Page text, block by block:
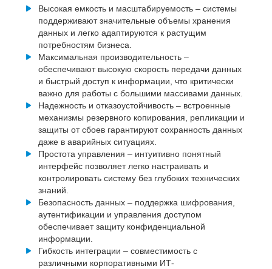
Высокая емкость и масштабируемость – системы
поддерживают значительные объемы хранения
данных и легко адаптируются к растущим
потребностям бизнеса.
Максимальная производительность –
обеспечивают высокую скорость передачи данных
и быстрый доступ к информации, что критически
важно для работы с большими массивами данных.
Надежность и отказоустойчивость – встроенные
механизмы резервного копирования, репликации и
защиты от сбоев гарантируют сохранность данных
даже в аварийных ситуациях.
Простота управления – интуитивно понятный
интерфейс позволяет легко настраивать и
контролировать систему без глубоких технических
знаний.
Безопасность данных – поддержка шифрования,
аутентификации и управления доступом
обеспечивает защиту конфиденциальной
информации.
Гибкость интеграции – совместимость с
различными корпоративными ИТ-